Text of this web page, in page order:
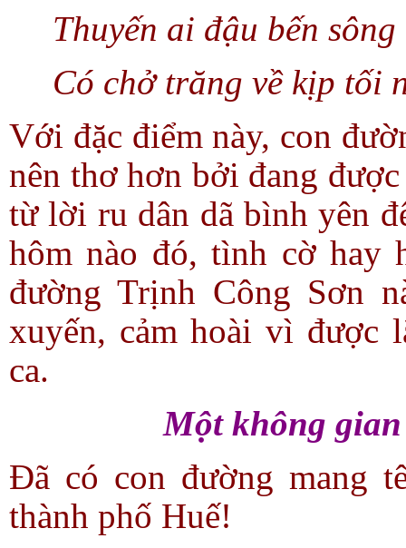
Thuyến ai đậu bến
Có chở trăng về kịp tối
Với đặc điểm này, con
nên thơ hơn bởi đang
từ lời ru dân dã bình yên
hôm nào đó, tình cờ hay
đường Trịnh Công Sơn
xuyến, cảm hoài vì được
ca.
Một không
Đã có con đường mang
thành phố Huế!